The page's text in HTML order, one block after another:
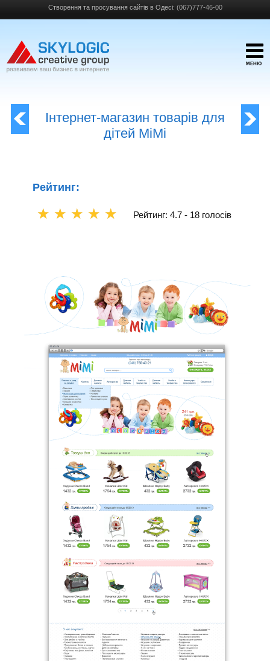
Створення та просування сайтів в Одесі: (067)777-46-00
МЕНЮ
Інтернет-магазин товарів для
дітей МіМі
Рейтинг:
☆
☆
☆
☆
☆ Рейтинг: 4.7 - 18 голосів